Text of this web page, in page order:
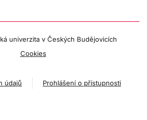
univerzita v Českých Budějovicích
Cookies
údajů Prohlášení o přístupnosti